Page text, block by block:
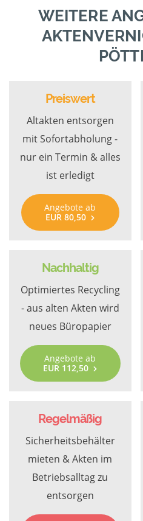
WEITERE
Preiswert
Altakten entsorgen
mit Sofortabholung -
nur ein Termin & alles
ist erledigt
Angebote ab
EUR 80,50
Nachhaltig
Optimiertes Recycling
- aus alten Akten wird
neues Büropapier
Angebote ab
EUR 112,50
Regelmäßig
Sicherheitsbehälter
mieten & Akten im
Betriebsalltag zu
entsorgen